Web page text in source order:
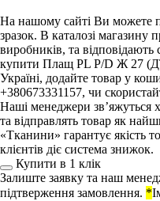
На нашому сайті Ви можете
зразок. В каталозі магазину
виробників, та
купити Плащ PL P/D Ж 27
Україні, додайте товар у
+380673331157, чи
Наші менеджери зв’яжуться
та відправлять товар як
«Тканини» гарантує якість
клієнтів діє система знижок.
Купити в 1 клiк
Залиште заявку та наш
підтверження замовлення. *